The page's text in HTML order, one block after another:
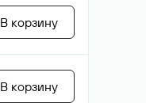
В корзину
В корзину